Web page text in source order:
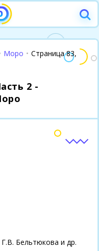
Моро • Страница 83,
2 -
Бельтюкова и др.